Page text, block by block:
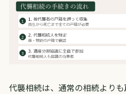
代襲相続は、通常の相続よりも